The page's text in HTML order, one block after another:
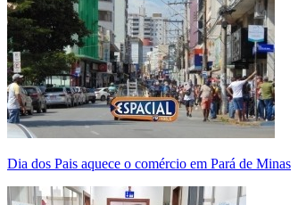
Dia dos Pais aquece o comércio em Pará de Minas